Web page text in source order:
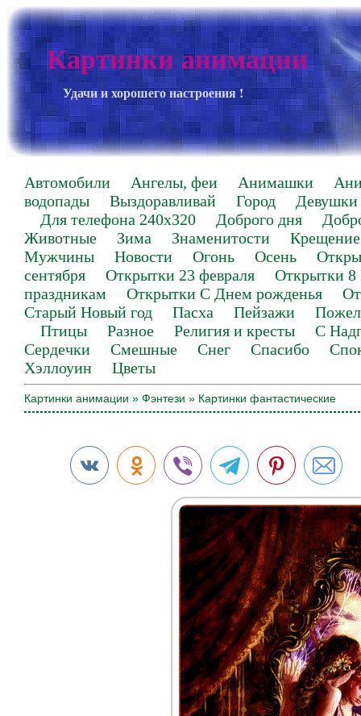
Картинки анимации
Удачи и хорошего настроения !
Автомобили Ангелы, феи Анимашки
водопады
Выздоравливай Город
Девушки
Для телефона 240х320
Доброго дня
Животные
Зима Знаменитости
Крещение
Мужчины
Новости Огонь Осень
сентября
Открытки 23 февраля
Открытки 8
праздникам
Открытки С Днем рожденья
Старый Новый год
Пасха Пейзажи
Птицы
Разное Религия и кресты
С
Сердечки
Смешные Снег Спасибо
Хэллоуин
Цветы
Картинки анимации » Фэнтези » Картинки фантастические